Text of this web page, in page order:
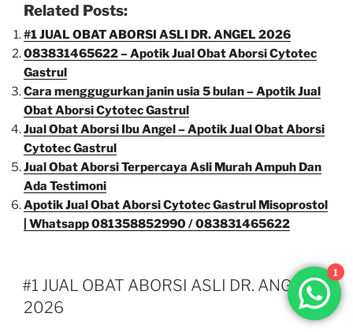
Related Posts:
#1 JUAL OBAT ABORSI ASLI DR. ANGEL 2026
083831465622 – Apotik Jual Obat Aborsi Cytotec
Gastrul
Cara menggugurkan janin usia 5 bulan – Apotik Jual
Obat Aborsi Cytotec Gastrul
Jual Obat Aborsi Ibu Angel – Apotik Jual Obat Aborsi
Cytotec Gastrul
Jual Obat Aborsi Terpercaya Asli Murah Ampuh Dan
Ada Testimoni
Apotik Jual Obat Aborsi Cytotec Gastrul Misoprostol
| Whatsapp 081358852990 / 083831465622
#1 JUAL OBAT ABORSI ASLI DR. ANGEL
2026
1